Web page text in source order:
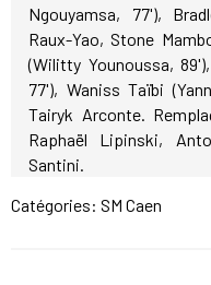
Ngouyamsa, 77'),
Raux-Yao, Stone
(Wilitty Younoussa,
77'), Waniss Taïbi
Tairyk Arconte.
Raphaël Lipinski,
Santini.
Catégories: SM Caen